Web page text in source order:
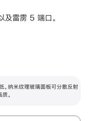
雷雳 5 端口。
。纳米纹理玻璃面板可分散反射
。